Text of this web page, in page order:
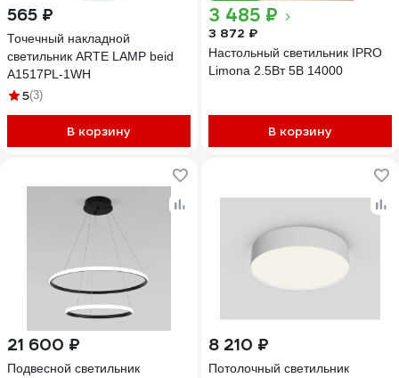
565 ₽
Точечный накладной
светильник ARTE LAMP beid
A1517PL-1WH
5(3)
В корзину
3 485 ₽
3 872 ₽
Настольный светильник IPRO
Limona 2.5Вт 5В 14000
В корзину
21 600 ₽
Подвесной светильник
8 210 ₽
Потолочный светильник